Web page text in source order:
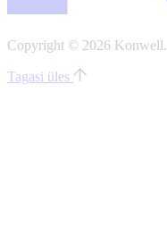
Copyright © 2026 Konwell.
Tagasi üles